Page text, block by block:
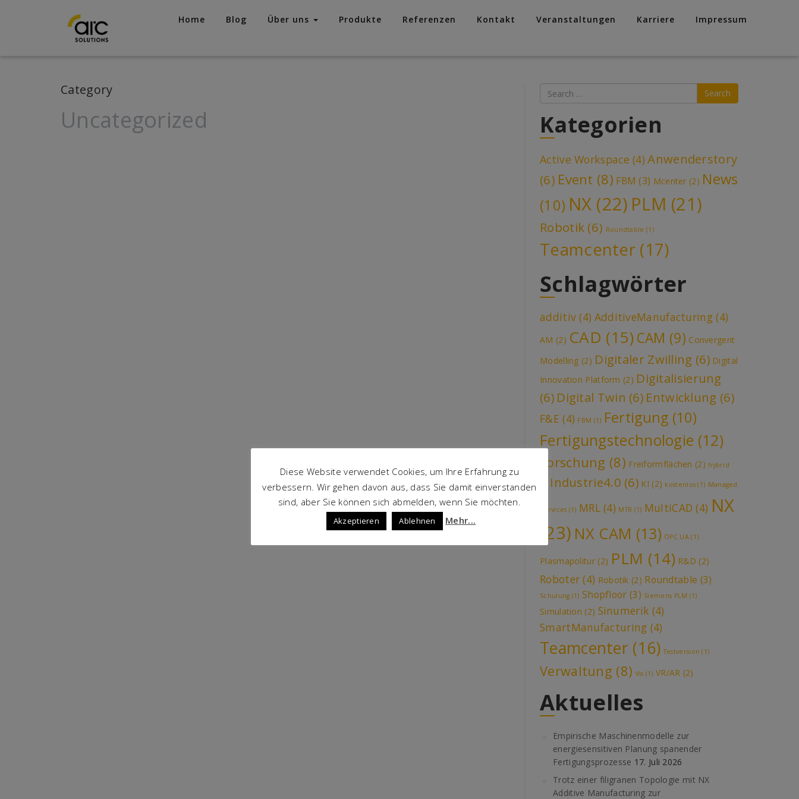
Home Blog Über uns Produkte Referenzen Kontakt Veranstaltungen Karriere Impressum
Category
Uncategorized
Search
Kategorien
Active Workspace (4) Anwenderstory
(6) Event (8) FBM (3) Mcenter (2) News
(10) NX (22) PLM (21)
Robotik (6) Roundtable (1)
Teamcenter (17)
Schlagwörter
additiv (4) AdditiveManufacturing (4)
AM (2) CAD (15) CAM (9) Convergent
Modelling (2) Digitaler Zwilling (6) Digital
Innovation Platform (2) Digitalisierung
(6) Digital Twin (6) Entwicklung (6)
F&E (4) FBM (1) Fertigung (10)
Fertigungstechnologie (12)
Forschung (8) Freiformflächen (2) hybrid
Industrie4.0 (6) KI (2) kostenlos (1) Managed
Services (1) MRL(4) MTR (1) MultiCAD (4) NX
(23) NX CAM (13) OPC UA(1)
Plasmapolitur(2) PLM (14) R&D (2)
Roboter (4) Robotik (2) Roundtable (3)
Schulung (1) Shopfloor (3) Siemens PLM (1)
Simulation (2) Sinumerik (4)
SmartManufacturing (4)
Teamcenter (16) Testversion (1)
Verwaltung (8) Vis (1) VR/AR (2)
Aktuelles
Empirische Maschinenmodelle zur
energiesensitiven Planung spanender
Fertigungsprozesse 17. Juli 2026
Trotz einer filigranen Topologie mit NX
Additive Manufacturing zur
Diese Website verwendet Cookies, um Ihre Erfahrung zu
verbessern. Wir gehen davon aus, dass Sie damit einverstanden
sind, aber Sie können sich abmelden, wenn Sie möchten.
Akzeptieren Ablehnen Mehr...